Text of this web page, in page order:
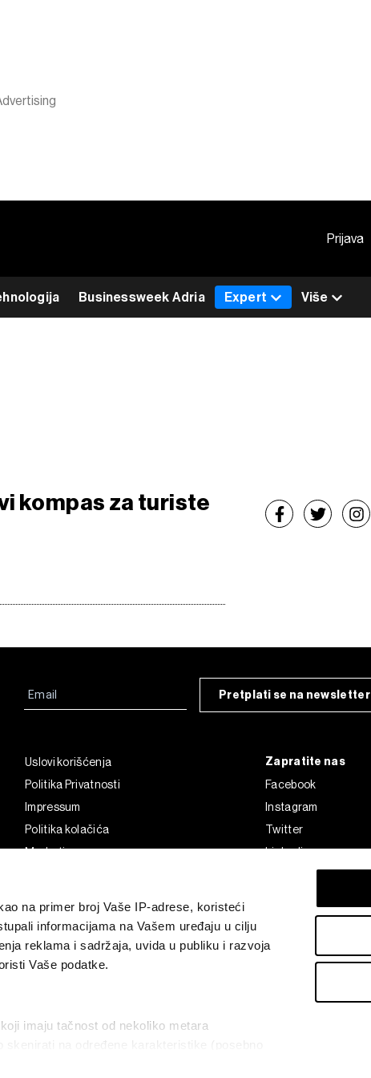
na primer broj Vaše IP-adrese, koristeći
informacijama na Vašem uređaju u cilju
reklama i sadržaja, uvida u publiku i razvoja
Vaše podatke.
imaju tačnost od nekoliko metara
Prijava
Businessweek Adria Expert Više
kompas za turiste
Pretplati se na newsletter
Uslovi korišćenja
Politika Privatnosti
Impressum
Politika kolačića
Marketing
Zapratite nas
Facebook
Instagram
Twitter
Linkedin